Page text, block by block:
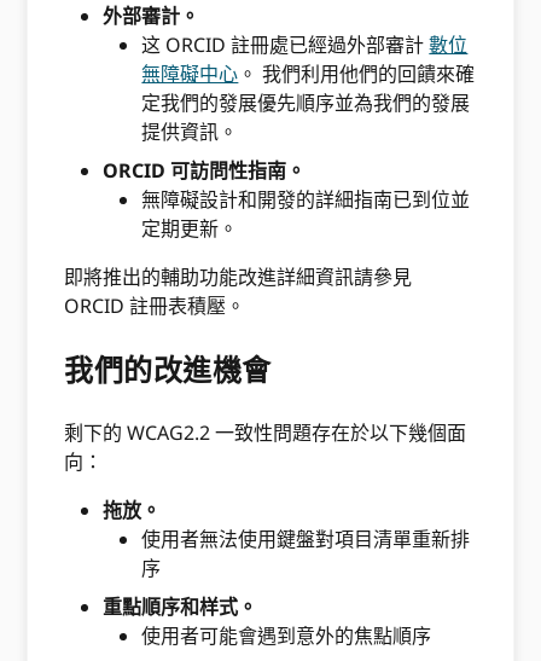
外部審計。
这 ORCID 註冊處已經過外部審計數位
無障礙中心 。 我們利用他們的回饋來確
定我們的發展優先順序並為我們的發展
提供資訊。
ORCID 可訪問性指南。
無障礙設計和開發的詳細指南已到位並
定期更新。
即將推出的輔助功能改進詳細資訊請參見
ORCID 註冊表積壓。
我們的改進機會
剩下的 WCAG2.2 一致性問題存在於以下幾個面
向：
拖放。
使用者無法使用鍵盤對項目清單重新排
序
重點順序和样式。
使用者可能會遇到意外的焦點順序